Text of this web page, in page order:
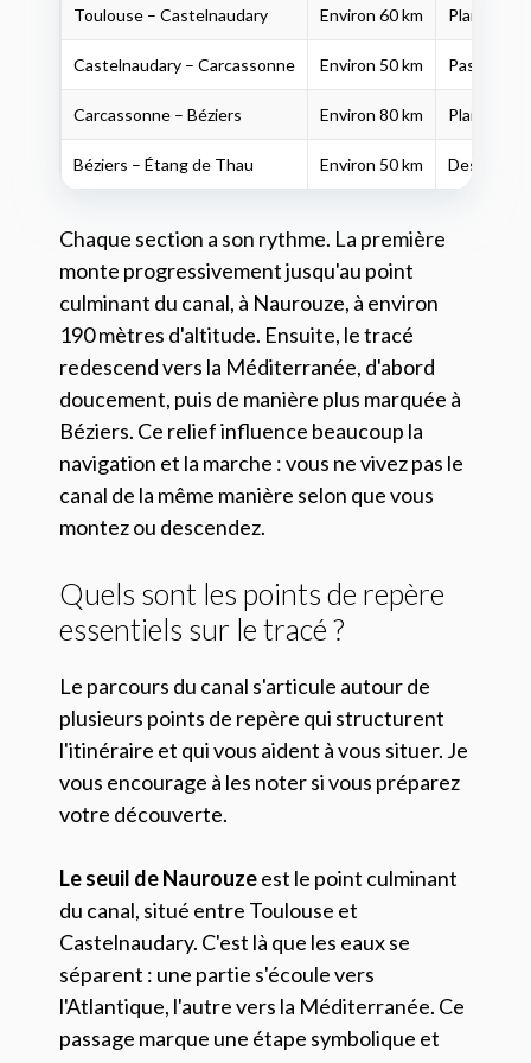
Toulouse – Castelnaudary Environ 60 km Plaine,
Castelnaudary – Carcassonne Environ 50 km Passage
Carcassonne – Béziers Environ 80 km Plaine
Béziers – Étang de Thau Environ 50 km Descente
Chaque section a son rythme. La première
monte progressivement jusqu'au point
culminant du canal, à Naurouze, à environ
190 mètres d'altitude. Ensuite, le tracé
redescend vers la Méditerranée, d'abord
doucement, puis de manière plus marquée à
Béziers. Ce relief influence beaucoup la
navigation et la marche : vous ne vivez pas le
canal de la même manière selon que vous
montez ou descendez.
Quels sont les points de repère
essentiels sur le tracé ?
Le parcours du canal s'articule autour de
plusieurs points de repère qui structurent
l'itinéraire et qui vous aident à vous situer. Je
vous encourage à les noter si vous préparez
votre découverte.
Le seuil de Naurouzeest le point culminant
du canal, situé entre Toulouse et
Castelnaudary. C'est là que les eaux se
séparent : une partie s'écoule vers
l'Atlantique, l'autre vers la Méditerranée. Ce
passage marque une étape symbolique et